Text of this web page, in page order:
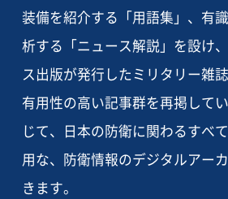
装備を紹介する「用語集」、有
析する「ニュース解説」を設け
ス出版が発行したミリタリー雑
有用性の高い記事群を再掲して
じて、日本の防衛に関わるすべ
用な、防衛情報のデジタルアー
きます。